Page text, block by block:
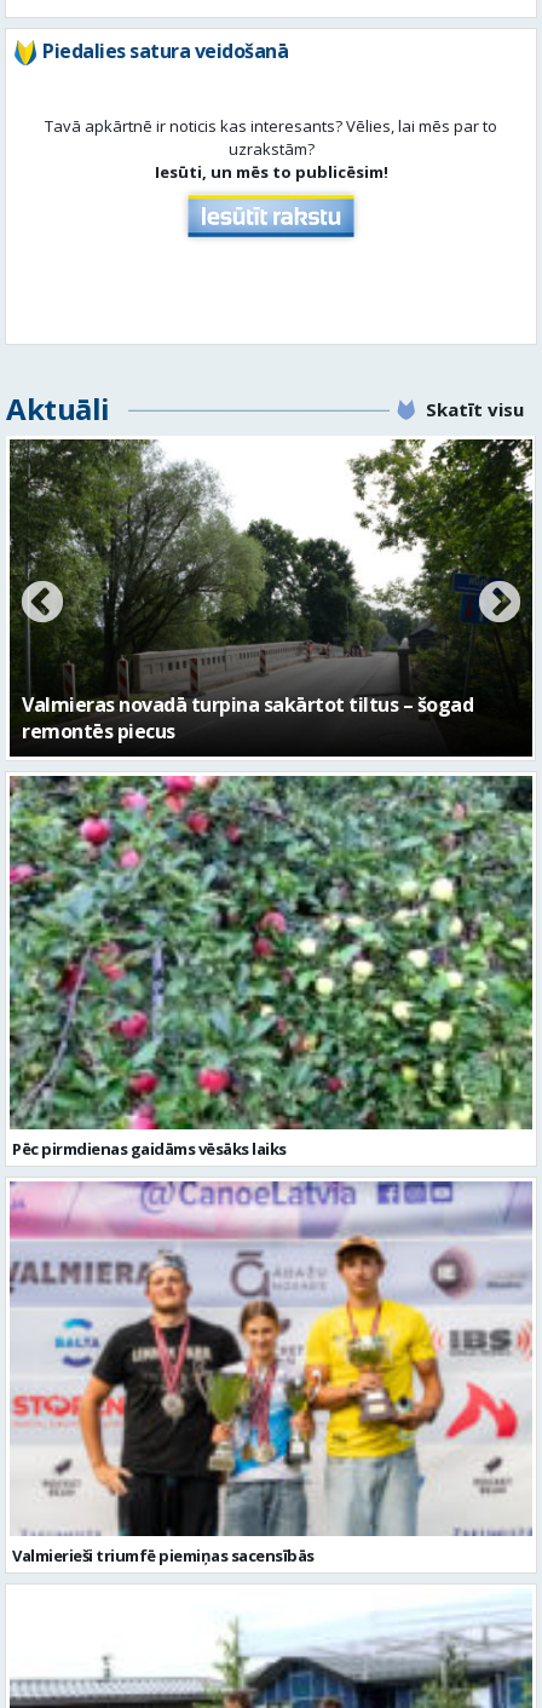
Piedalies satura veidošanā
Tavā apkārtnē ir noticis kas interesants? Vēlies, lai mēs par to
uzrakstām?
Iesūti, un mēs to publicēsim!
Aktuāli Skatīt visu
No pagaidu teātra līdz laikmetīgās kultūras centram
– kā attīstīsies “Kurtuve”
Pēc pirmdienas gaidāms vēsāks laiks
Valmierieši triumfē piemiņas sacensībās